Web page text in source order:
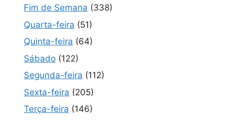
Fim de Semana (338)
Quarta-feira (51)
Quinta-feira (64)
Sábado (122)
Segunda-feira (112)
Sexta-feira (205)
Terça-feira (146)